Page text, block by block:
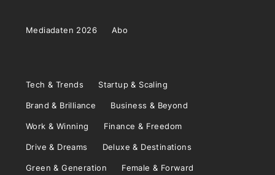
Mediadaten 2026 Abo
Tech & Trends Startup & Scaling
Brand & Brilliance Business & Beyond
Work & Winning Finance & Freedom
Drive & Dreams Deluxe & Destinations
Green & Generation Female & Forward